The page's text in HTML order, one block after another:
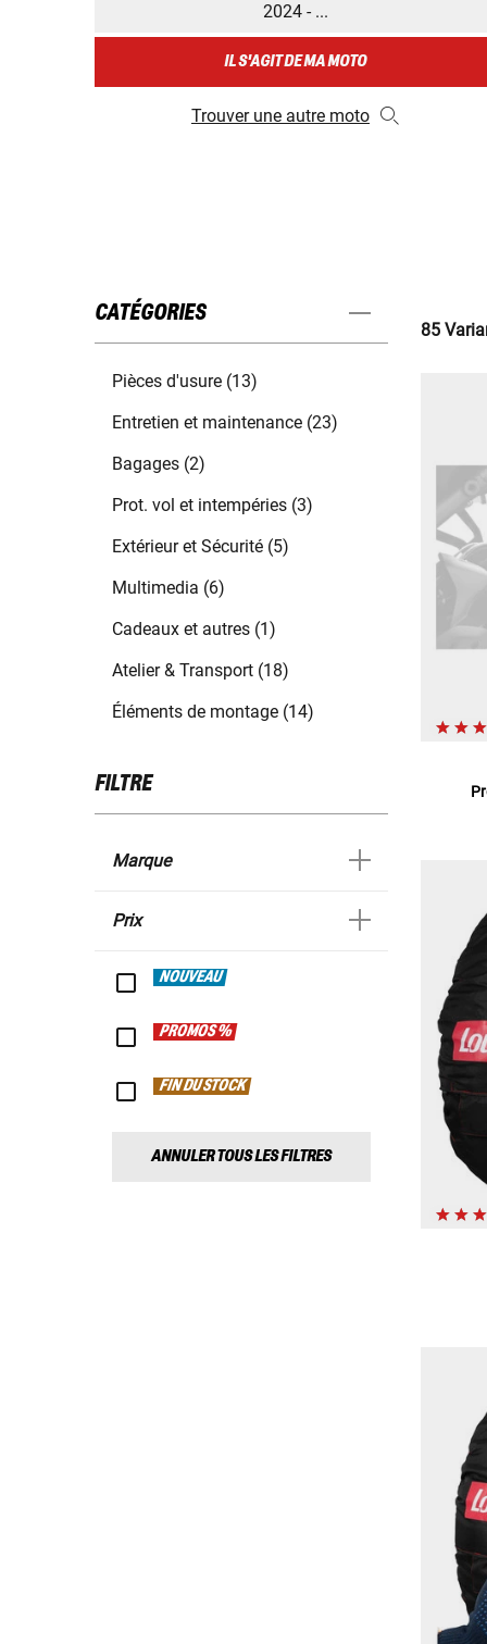
2024 - ...
IL S'AGIT DE MA MOTO
Trouver une autre moto
CATÉGORIES
Pièces d'usure (13)
Entretien et maintenance (23)
Bagages (2)
Prot. vol et intempéries (3)
Extérieur et Sécurité (5)
Multimedia (6)
Cadeaux et autres (1)
Atelier & Transport (18)
Éléments de montage (14)
FILTRE
Marque
Prix
NOUVEAU
PROMOS %
FIN DU STOCK
ANNULER TOUS LES FILTRES
85